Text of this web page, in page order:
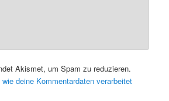
Akismet, um Spam zu reduzieren.
deine Kommentardaten verarbeitet